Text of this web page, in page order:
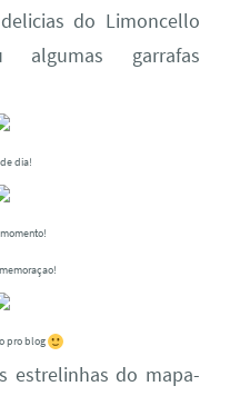
do Limoncello
garrafas
dia!
pro blog
estrelinhas do mapa-